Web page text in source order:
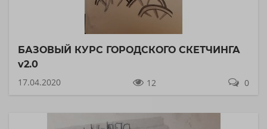
БАЗОВЫЙ КУРС ГОРОДСКОГО СКЕТЧИНГА
v2.0
17.04.2020
12 0